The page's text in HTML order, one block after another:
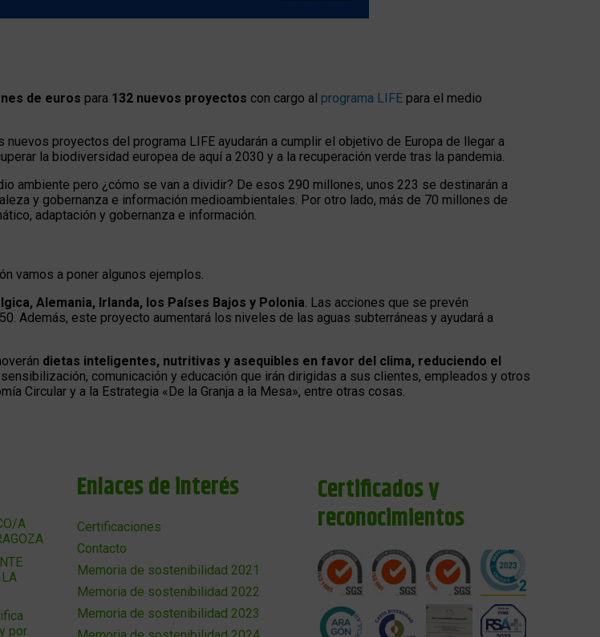
de euros para 132 nuevos proyectos con cargo al programa LIFE para el medio
proyectos del programa LIFE ayudarán a cumplir el objetivo de Europa de llegar a
la biodiversidad europea de aquí a 2030 y a la recuperación verde tras la pandemia.
ambiente pero ¿cómo se van a dividir? De esos 290 millones, unos 223 se destinarán a
y gobernanza e información medioambientales. Por otro lado, más de 70 millones de
adaptación y gobernanza e información.
vamos a poner algunos ejemplos.
Alemania, Irlanda, los Países Bajos y Polonia. Las acciones que se prevén
Además, este proyecto aumentará los niveles de las aguas subterráneas y ayudará a
dietas inteligentes, nutritivas y asequibles en favor del clima, reduciendo el
comunicación y educación que irán dirigidas a sus clientes, empleados y otros
Circular y a la Estrategia «De la Granja a la Mesa», entre otras cosas.
A
por
Enlaces de interés
Certificaciones
Contacto
Memoria de sostenibilidad 2021
Memoria de sostenibilidad 2022
Memoria de sostenibilidad 2023
Certificados y
reconocimientos